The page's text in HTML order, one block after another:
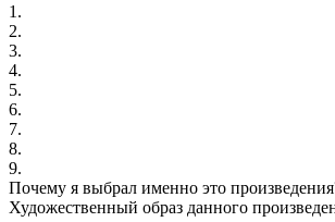
1.
2.
3.
4.
5.
6.
7.
8.
9.
Почему я выбрал именно это
Художественный образ данного